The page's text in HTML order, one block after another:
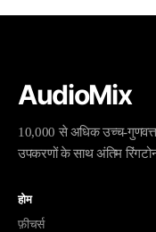
AudioMix
10,000 से अधिक उच्च-
उपकरणों के साथ अंतिम रिंगटोन
होम
फ़ीचर्स